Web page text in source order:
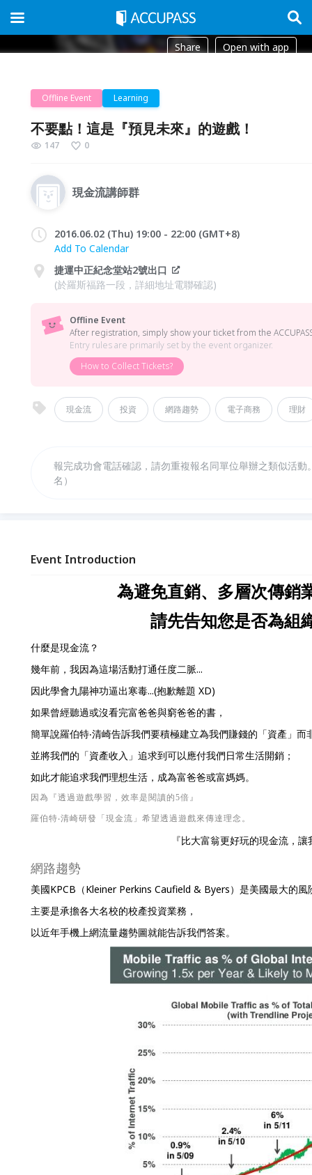
Share Open with app
Offline Event Learning
不要點！這是『預見未來』的遊戲！
147 0
現金流講師群
2016.06.02 (Thu) 19:00 - 22:00 (GMT+8)
Add To Calendar
捷運中正紀念堂站2號出口
(於羅斯福路一段，詳細地址電聯確認)
Offline Event
After registration, simply show your ticket from the
Entry rules are primarily set by the event organizer.
How to Collect Tickets?
現金流 投資 網路趨勢 電子商務 理財
報完成功會電話確認，請勿重複報名同單位舉辦之類似活
名）
Event Introduction
為避免直銷、多層次傳銷
請先告知您是否為組
什麼是現金流？
幾年前，我因為這場活動打通任度二脈...
因此學會九陽神功逼出寒毒...(抱歉離題 XD)
如果曾經聽過或沒看完富爸爸與窮爸爸的書，
簡單說羅伯特‧清崎告訴我們要積極建立為我們賺錢的「資產」而
並將我們的「資產收入」追求到可以應付我們日常生活開銷；
如此才能追求我們理想生活，成為富爸爸或富媽媽。
因為『透過遊戲學習，效率是閱讀的5倍』
羅伯特‧清崎研發「現金流」希望透過遊戲來傳達理念。
『比大富翁更好玩的現金流，
網路趨勢
美國KPCB（Kleiner Perkins Caufield & Byers）是美國最大的風
主要是承擔各大名校的校產投資業務，
以近年手機上網流量趨勢圖就能告訴我們答案。